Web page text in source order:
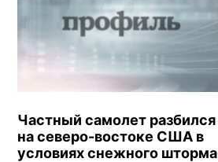
Частный самолет разбился
на северо-востоке США в
условиях снежного шторма